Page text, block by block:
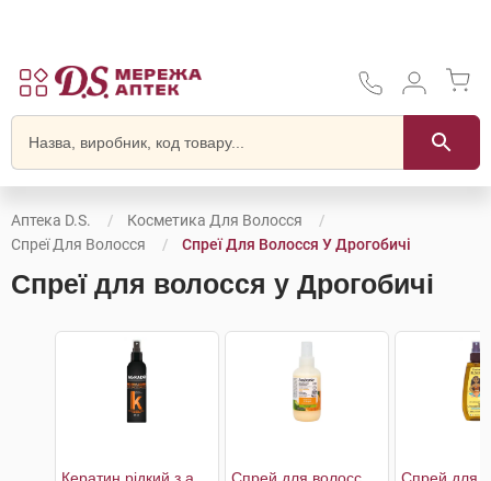
Аптека D.S.
Косметика Для Волосся
Спреї Для Волосся
Спреї Для Волосся У Дрогобичі
Спреї для волосся у Дрогобичі